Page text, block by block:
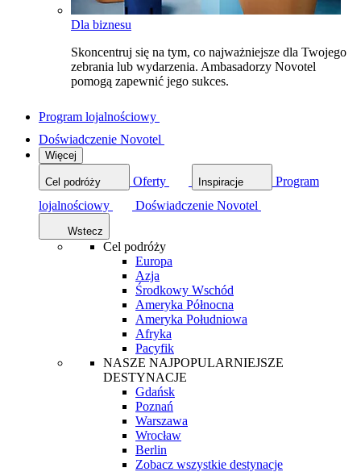
Dla biznesu
Skoncentruj się na tym, co najważniejsze dla Twojego
zebrania lub wydarzenia. Ambasadorzy Novotel
pomogą zapewnić jego sukces.
Program lojalnościowy
Doświadczenie Novotel
Więcej
Cel podróży Oferty Inspiracje
Program
lojalnościowy
Doświadczenie Novotel
Wstecz
Cel podróży
Europa
Azja
Środkowy Wschód
Ameryka Północna
Ameryka Południowa
Afryka
Pacyfik
NASZE NAJPOPULARNIEJSZE
DESTYNACJE
Gdańsk
Poznań
Warszawa
Wrocław
Berlin
Zobacz wszystkie destynacje